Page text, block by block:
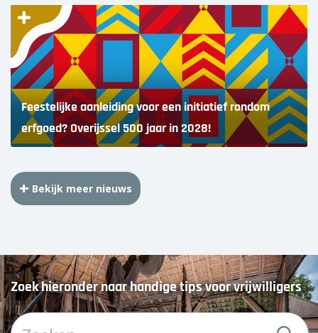
Feestelijke aanleiding voor een initiatief rondom
erfgoed? Overijssel 500 jaar in 2028!
Bekijk meer nieuws
Zoek hieronder naar handige tips voor vrijwilligers
Z